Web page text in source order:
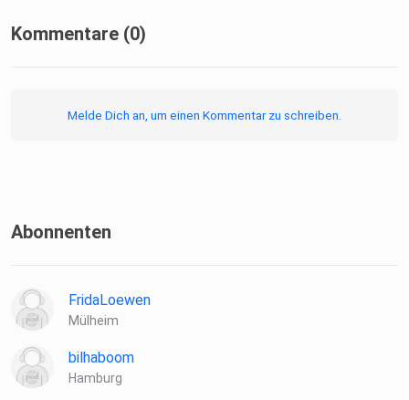
Kommentare (0)
Melde Dich an, um einen Kommentar zu schreiben.
Abonnenten
FridaLoewen
Mülheim
bilhaboom
Hamburg